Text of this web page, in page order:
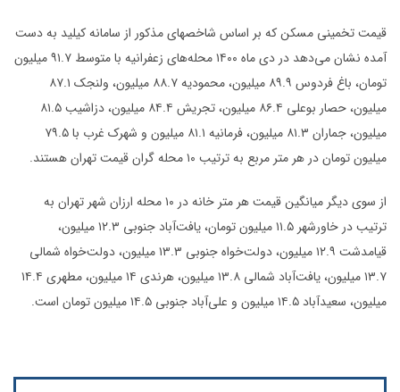
قیمت تخمینی مسکن که بر اساس شاخصهای مذکور از سامانه کیلید به دست
آمده نشان می‌دهد در دی ماه ۱۴۰۰ محله‌های زعفرانیه با متوسط ۹۱.۷ میلیون
تومان، باغ فردوس ۸۹.۹ میلیون، محمودیه ۸۸.۷ میلیون، ولنجک ۸۷.۱
میلیون، حصار بوعلی ۸۶.۴ میلیون، تجریش ۸۴.۴ میلیون، دزاشیب ۸۱.۵
میلیون، جماران ۸۱.۳ میلیون، فرمانیه ۸۱.۱ میلیون و شهرک غرب با ۷۹.۵
میلیون تومان در هر متر مربع به ترتیب ۱۰ محله گران قیمت تهران هستند.
از سوی دیگر میانگین قیمت هر متر خانه در ۱۰ محله ارزان شهر تهران به
ترتیب در خاورشهر ۱۱.۵ میلیون تومان، یافت‌آباد جنوبی ۱۲.۳ میلیون،
قیامدشت ۱۲.۹ میلیون، دولت‌خواه جنوبی ۱۳.۳ میلیون، دولت‌خواه شمالی
۱۳.۷ میلیون، یافت‌آباد شمالی ۱۳.۸ میلیون، هرندی ۱۴ میلیون، مطهری ۱۴.۴
میلیون، سعیدآباد ۱۴.۵ میلیون و علی‌آباد جنوبی ۱۴.۵ میلیون تومان است.